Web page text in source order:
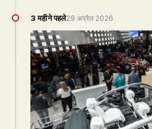
3 महीने पहले29 अप्रैल 2026